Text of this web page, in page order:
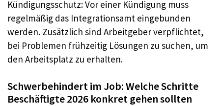
Kündigungsschutz: Vor einer Kündigung muss
regelmäßig das Integrationsamt eingebunden
werden. Zusätzlich sind Arbeitgeber verpflichtet,
bei Problemen frühzeitig Lösungen zu suchen, um
den Arbeitsplatz zu erhalten.
Schwerbehindert im Job: Welche Schritte
Beschäftigte 2026 konkret gehen sollten